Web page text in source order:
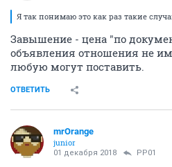
Я так понимаю это как раз такие
Завышение - цена "по
объявления отношения не
любую могут поставить.
ОТВЕТИТЬ
mrOrange
junior
01 декабря 2018 PP01